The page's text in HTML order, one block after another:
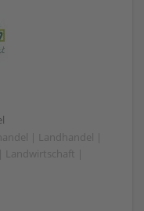
| Landhandel |
|